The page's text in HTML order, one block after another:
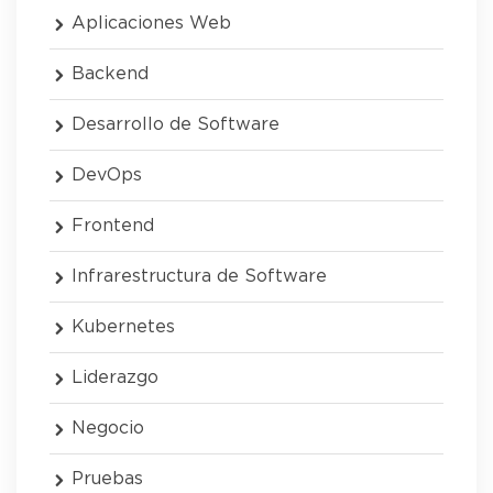
Aplicaciones Web
Backend
Desarrollo de Software
DevOps
Frontend
Infrarestructura de Software
Kubernetes
Liderazgo
Negocio
Pruebas